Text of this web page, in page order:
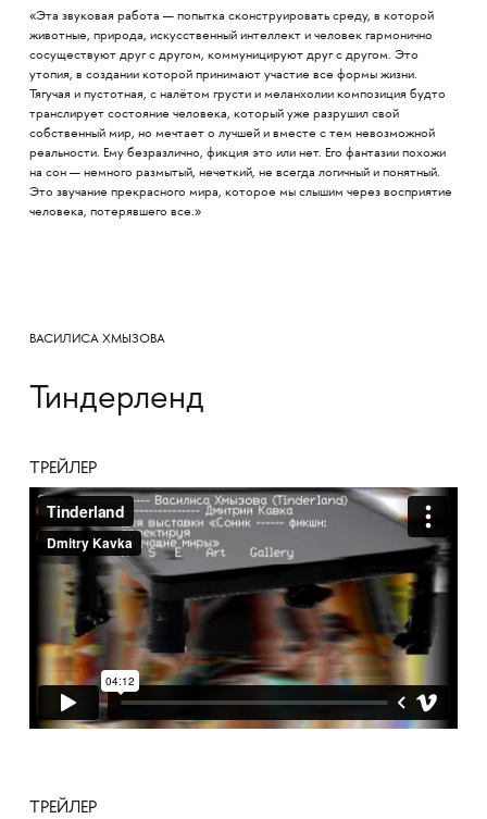
«Эта звуковая работа — попытка сконструировать среду, в которой
животные, природа, искусственный интеллект и человек гармонично
сосуществуют друг с другом, коммуницируют друг с другом. Это
утопия, в создании которой принимают участие все формы жизни.
Тягучая и пустотная, с налётом грусти и меланхолии композиция будто
транслирует состояние человека, который уже разрушил свой
собственный мир, но мечтает о лучшей и вместе с тем невозможной
реальности. Ему безразлично, фикция это или нет. Его фантазии похожи
на сон — немного размытый, нечеткий, не всегда логичный и понятный.
Это звучание прекрасного мира, которое мы слышим через восприятие
человека, потерявшего все.»
ВАСИЛИСА ХМЫЗОВА
Тиндерленд
ТРЕЙЛЕР
ТРЕЙЛЕР